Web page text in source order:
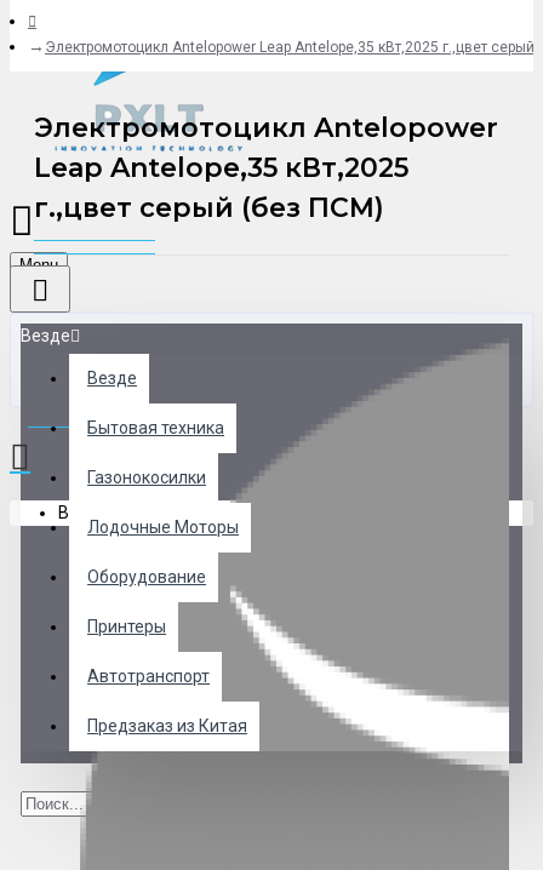
+79775619766
Menu
Везде
Везде
Бытовая техника
Газонокосилки
Лодочные Моторы
Оборудование
Принтеры
Автотранспорт
Предзаказ из Китая
0 товар(ов) - 0 р.
В корзине пусто!
Электромотоцикл Antelopower Leap Antelope,35 кВт,2025 г.,цвет
Электромотоцикл Antelopower
Leap Antelope,35 кВт,2025
г.,цвет серый (без ПСМ)